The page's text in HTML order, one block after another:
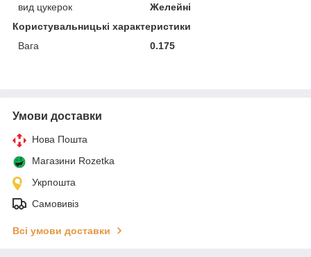
вид цукерок
Желейні
Користувальницькі характеристики
Вага
0.175
Умови доставки
Нова Пошта
Магазини Rozetka
Укрпошта
Самовивіз
Всі умови доставки